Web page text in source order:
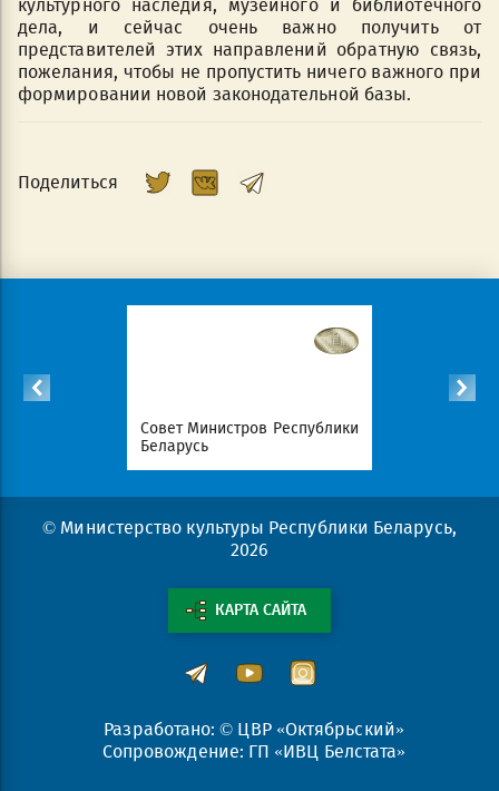
культурного наследия, музейного и библиотечного
дела, и сейчас очень важно получить от
представителей этих направлений обратную связь,
пожелания, чтобы не пропустить ничего важного при
формировании новой законодательной базы.
Поделиться
Совет Министров Республики
Беларусь
© Министерство культуры Республики Беларусь,
2026
КАРТА САЙТА
Разработано: © ЦВР «Октябрьский»
Сопровождение: ГП «ИВЦ Белстата»